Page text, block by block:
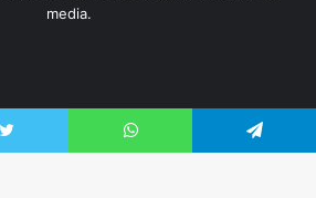
media.
WhatsApp Telegram